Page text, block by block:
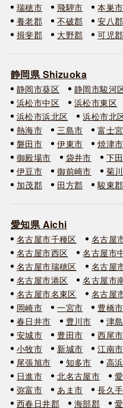
瑞穂市
飛騨市 本巣市
養老郡
不破郡 安八郡
揖斐郡
大野郡 可児郡
静岡県 Shizuoka
静岡市葵区 静岡市駿河
浜松市中区
浜松市東区
浜松市浜北区
浜松市北
熱海市
三島市 富士
磐田市
伊東市 焼津市
御殿場市
袋井市 下
伊豆市
御前崎市 菊
加茂郡
田方郡 駿東郡
愛知県 Aichi
名古屋市千種区 名古屋
名古屋市西区
名古屋市
名古屋市瑞穂区
名古屋
名古屋市港区
名古屋市
名古屋市名東区
名古屋
岡崎市
一宮市 豊橋市
春日井市
豊川市 津
安城市
豊田市 西尾市
小牧市
新城市 江南市
尾張旭市
知多市 高
日進市
北名古屋市
弥富市
あま市 長久
西春日井郡
海部郡